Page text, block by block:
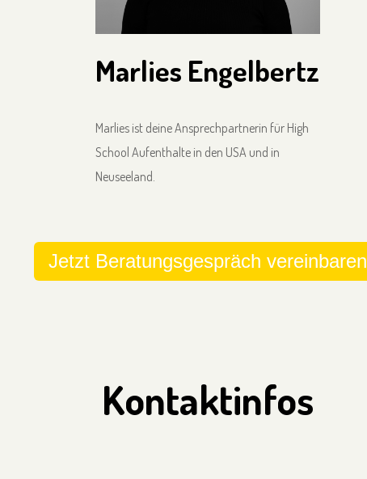
Marlies Engelbertz
Marlies ist deine Ansprechpartnerin für High
School Aufenthalte in den USA und in
Neuseeland.
Jetzt Beratungsgespräch vereinbaren
Kontaktinfos